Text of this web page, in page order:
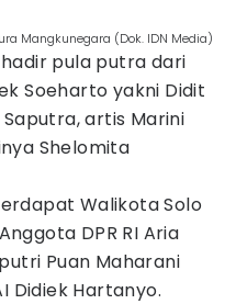
Mangkunegara (Dok. IDN Media)
pula putra dari
Soeharto yakni Didit
artis Marini
Shelomita
Walikota Solo
DPR RI Aria
Puan Maharani
Didiek Hartanyo.